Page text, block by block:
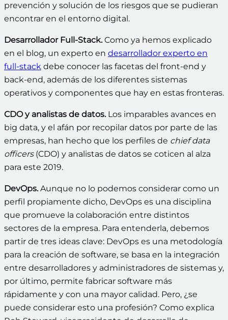
prevención y solución de los riesgos que se pudieran
encontrar en el entorno digital.
Desarrollador Full-Stack.Como ya hemos explicado
en el blog, un experto en desarrollador experto en
full-stack debe conocer las facetas del front-end y
back-end, además de los diferentes sistemas
operativos y componentes que hay en estas fronteras.
CDO y analistas de datos. Los imparables avances en
big data, y el afán por recopilar datos por parte de las
empresas, han hecho que los perfiles de chief data
officers(CDO) y analistas de datos se coticen al alza
para este 2019.
DevOps.Aunque no lo podemos considerar como un
perfil propiamente dicho, DevOps es una disciplina
que promueve la colaboración entre distintos
sectores de la empresa. Para entenderla, debemos
partir de tres ideas clave: DevOps es una metodología
para la creación de software, se basa en la integración
entre desarrolladores y administradores de sistemas y,
por último, permite fabricar software más
rápidamente y con una mayor calidad. Pero, ¿se
puede considerar esto una profesión? Como explica